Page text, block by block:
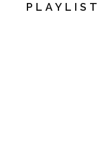
PLAYLIST